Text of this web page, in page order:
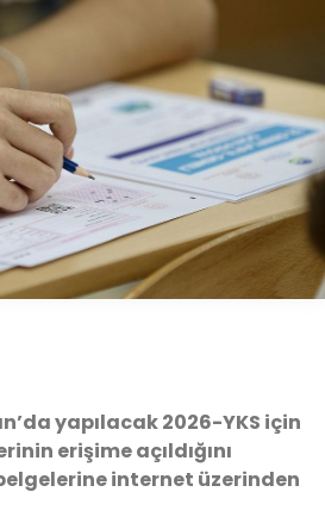
yapılacak 2026-YKS için
erişime açıldığını
internet üzerinden